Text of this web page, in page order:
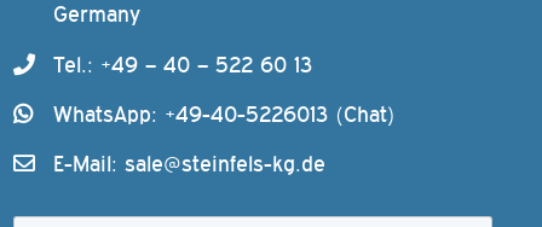
Germany
Tel.: +49 – 40 – 522 60 13
WhatsApp: +49-40-5226013 (Chat)
E-Mail: sale@steinfels-kg.de